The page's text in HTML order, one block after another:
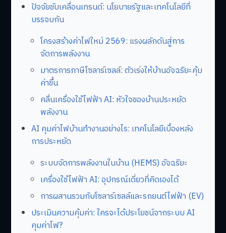
ปัจจัยขับเคลื่อนเทรนด์: นโยบายรัฐและเทคโนโลยีที่
บรรจบกัน
โครงสร้างค่าไฟใหม่ 2569: แรงผลักดันสู่การ
จัดการพลังงาน
มาตรการภาษีโซลาร์เซลล์: ตัวเร่งให้บ้านอัจฉริยะคุ้ม
ค่าขึ้น
คลื่นเครื่องใช้ไฟฟ้า AI: หัวใจของบ้านประหยัด
พลังงาน
AI คุมค่าไฟบ้านทำงานอย่างไร: เทคโนโลยีเบื้องหลัง
การประหยัด
ระบบจัดการพลังงานในบ้าน (HEMS) อัจฉริยะ
เครื่องใช้ไฟฟ้า AI: อุปกรณ์เดี่ยวที่คิดเองได้
การผสานรวมกับโซลาร์เซลล์และรถยนต์ไฟฟ้า (EV)
ประเมินความคุ้มค่า: ใครจะได้ประโยชน์จากระบบ AI
คุมค่าไฟ?